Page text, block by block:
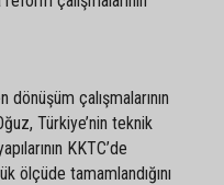
çalışmalarının
Türkiye’nin teknik
KKTC’de
ölçüde tamamlandığını